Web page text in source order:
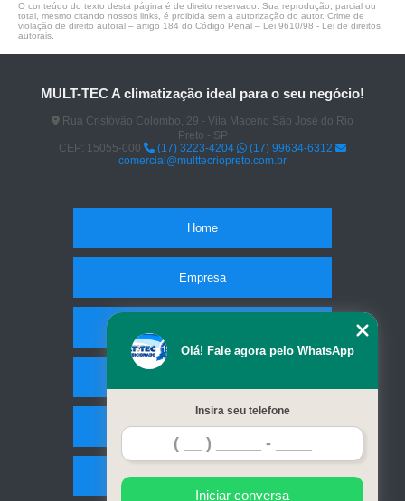
O conteúdo do texto desta página é de direito reservado. Sua reprodução, parcial ou
total, mesmo citando nossos links, é proibida sem a autorização do autor. Crime de
violação de direito autoral – artigo 184 do Código Penal – Lei 9610/98 - Lei de direitos
autorais
MULT-TEC A climatização ideal para o seu negócio!
Rua Cristóvão Colombo, 29 - Vila Maceno São José do Rio
Preto - SP
CEP: 15055-000
(17) 3223-4204
(17) 99634-6312
comercial@multtecriopreto.com.br
Home
Empresa
Contato
Mapa do site
Olá! Fale agora pelo WhatsApp
Insira seu telefone
Iniciar conversa